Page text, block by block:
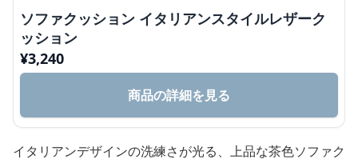
ソファクッション イタリアンスタイルレザーク
ッション
¥3,240
商品の詳細を見る
イタリアンデザインの洗練さが光る、上品な茶色ソファク